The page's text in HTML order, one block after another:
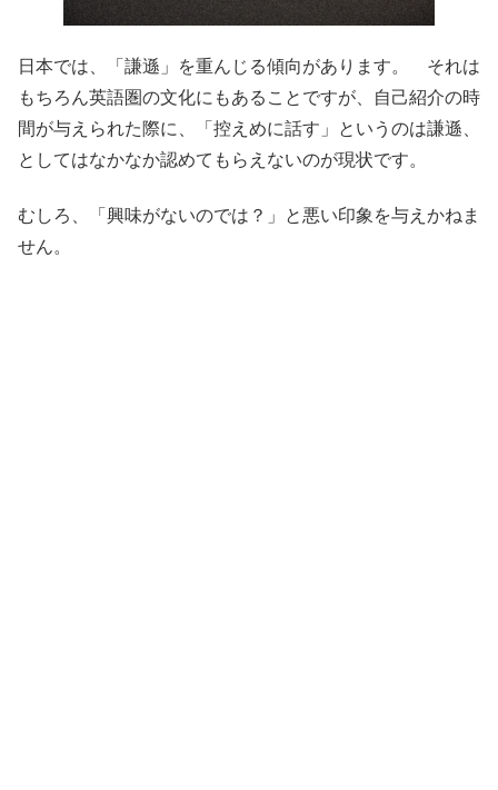
日本では、「謙遜」を重んじる傾向があります。 それは
もちろん英語圏の文化にもあることですが、自己紹介の時
間が与えられた際に、「控えめに話す」というのは謙遜、
としてはなかなか認めてもらえないのが現状です。
むしろ、「興味がないのでは？」と悪い印象を与えかねま
せん。